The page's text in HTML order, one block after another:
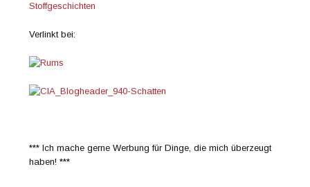
Stoffgeschichten
Verlinkt bei:
*** Ich mache gerne Werbung für Dinge, die mich überzeugt
haben! ***